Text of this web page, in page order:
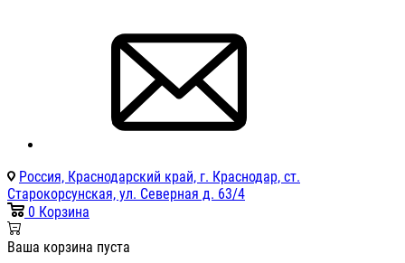
Россия, Краснодарский край, г. Краснодар, ст.
Старокорсунская, ул. Северная д. 63/4
0 Корзина
Ваша корзина пуста